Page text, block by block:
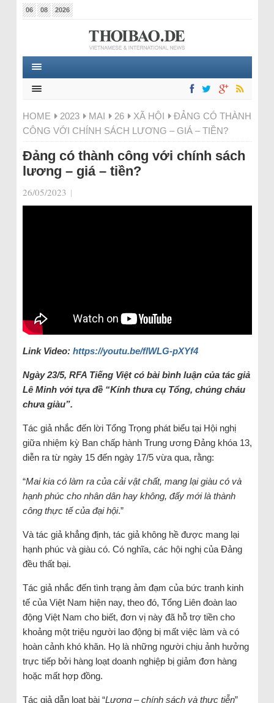
06 08 2026
HOME 2023 MAI 26 XÃ HỘI
ĐẢNG CÓ THÀNH
CÔNG VỚI CHÍNH SÁCH LƯƠNG – GIÁ – TIỀN?
Đảng có thành công với chính sách
lương – giá – tiền?
26/05/2023 |
Link Video: https://youtu.be/flWLG-pXYf4
Ngày 23/5, RFA Tiếng Việt có bài bình luận của tác giả
Lê Minh với tựa đề “Kính thưa cụ Tổng, chúng cháu
chưa giàu”.
Tác giả nhắc đến lời Tổng Trọng phát biểu tại Hội nghị
giữa nhiệm kỳ Ban chấp hành Trung ương Đảng khóa 13,
diễn ra từ ngày 15 đến ngày 17/5 vừa qua, rằng:
“Mai kia có làm ra của cải vật chất, mang lại giàu có và
hạnh phúc cho nhân dân hay không, đấy mới là thành
công thực tế của đại hội.”
Và tác giả khẳng định, tác giả không hề được mang lại
hạnh phúc và giàu có. Có nghĩa, các hội nghị của Đảng
đều thất bại.
Tác giả nhắc đến tình trạng ảm đạm của bức tranh kinh
tế của Việt Nam hiện nay, theo đó, Tổng Liên đoàn lao
động Việt Nam cho biết, đơn vị này đã hỗ trợ tiền cho
khoảng một triệu người lao động bị mất việc làm và có
hoàn cảnh khó khăn. Họ là những người chịu ảnh hưởng
trực tiếp bởi hàng loạt doanh nghiệp bị giảm đơn hàng
hoặc mất hợp đồng.
Tác giả dẫn loạt bài “Lương – chính sách và thực tiễn”